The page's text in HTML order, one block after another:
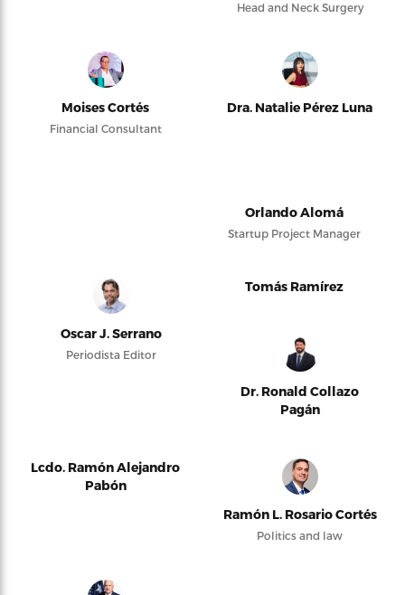
Head and Neck Surgery
Moises Cortés
Financial Consultant
Dra. Natalie Pérez Luna
Orlando Alomá
Startup Project Manager
Oscar J. Serrano
Periodista Editor
Tomás Ramírez
Dr. Ronald Collazo
Pagán
Lcdo. Ramón Alejandro
Pabón
Ramón L. Rosario Cortés
Politics and law